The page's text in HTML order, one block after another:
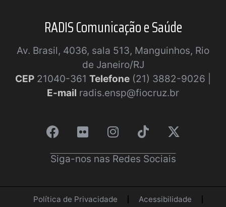
RADIS Comunicação e Saúde
Av. Brasil, 4036, sala 513, Manguinhos, Rio
de Janeiro/RJ
CEP 21040-361 Telefone (21) 3882-9026 |
E-mail radis.ensp@fiocruz.br
Siga-nos nas Redes Sociais
Política de Privacidade Acessibilidade